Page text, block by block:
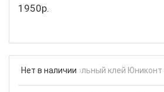
1950р.
Нет в наличии